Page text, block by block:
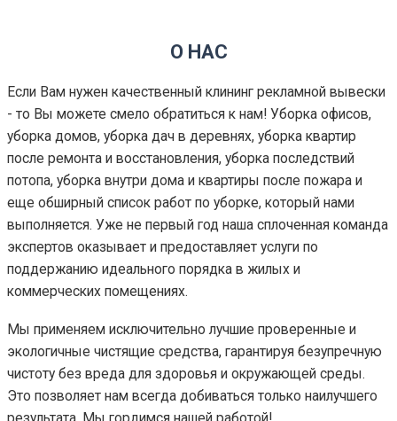
О НАС
Если Вам нужен качественный клининг рекламной вывески
- то Вы можете смело обратиться к нам! Уборка офисов,
уборка домов, уборка дач в деревнях, уборка квартир
после ремонта и восстановления, уборка последствий
потопа, уборка внутри дома и квартиры после пожара и
еще обширный список работ по уборке, который нами
выполняется. Уже не первый год наша сплоченная команда
экспертов оказывает и предоставляет услуги по
поддержанию идеального порядка в жилых и
коммерческих помещениях.
Мы применяем исключительно лучшие проверенные и
экологичные чистящие средства, гарантируя безупречную
чистоту без вреда для здоровья и окружающей среды.
Это позволяет нам всегда добиваться только наилучшего
результата. Мы гордимся нашей работой!